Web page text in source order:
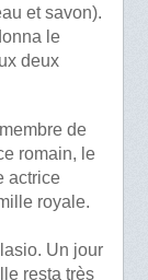
et savon).
le
deux
de
romain, le
actrice
royale.
Un jour
resta très